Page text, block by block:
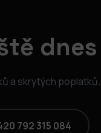
dnes
a skrytých poplatků.
792 315 084